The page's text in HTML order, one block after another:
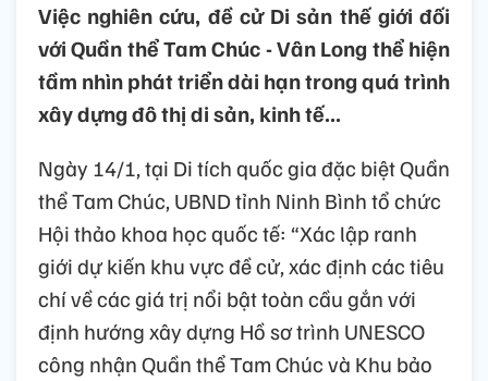
Việc nghiên cứu, đề cử Di sản thế giới đối
với Quần thể Tam Chúc - Vân Long thể hiện
tầm nhìn phát triển dài hạn trong quá trình
xây dựng đô thị di sản, kinh tế...
Ngày 14/1, tại Di tích quốc gia đặc biệt Quần
thể Tam Chúc, UBND tỉnh Ninh Bình tổ chức
Hội thảo khoa học quốc tế: “Xác lập ranh
giới dự kiến khu vực đề cử, xác định các tiêu
chí về các giá trị nổi bật toàn cầu gắn với
định hướng xây dựng Hồ sơ trình UNESCO
công nhận Quần thể Tam Chúc và Khu bảo